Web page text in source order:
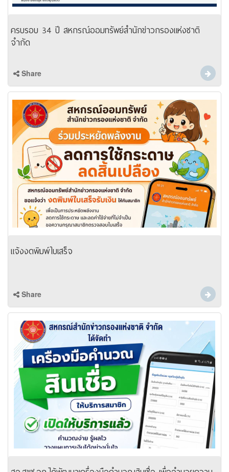
ครบรอบ 34 ปี สหกรณ์ออมทรัพย์สำนักข่าวกรองแห่งชาติ
จำกัด
Share
แจ้งงดพิมพ์ใบเสร็จ
Share